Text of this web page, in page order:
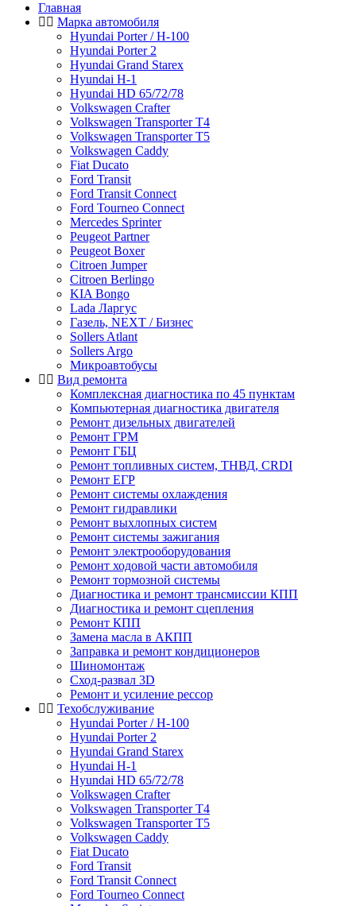
Главная
Марка автомобиля
Hyundai Porter / H-100
Hyundai Porter 2
Hyundai Grand Starex
Hyundai H-1
Hyundai HD 65/72/78
Volkswagen Crafter
Volkswagen Transporter T4
Volkswagen Transporter T5
Volkswagen Caddy
Fiat Ducato
Ford Transit
Ford Transit Connect
Ford Tourneo Connect
Mercedes Sprinter
Peugeot Partner
Peugeot Boxer
Citroen Jumper
Citroen Berlingo
KIA Bongo
Lada Ларгус
Газель, NEXT / Бизнес
Sollers Atlant
Sollers Argo
Микроавтобусы
Вид ремонта
Комплексная диагностика по 45 пунктам
Компьютерная диагностика двигателя
Ремонт дизельных двигателей
Ремонт ГРМ
Ремонт ГБЦ
Ремонт топливных систем, ТНВД, CRDI
Ремонт ЕГР
Ремонт системы охлаждения
Ремонт гидравлики
Ремонт выхлопных систем
Ремонт системы зажигания
Ремонт электрооборудования
Ремонт ходовой части автомобиля
Ремонт тормозной системы
Диагностика и ремонт трансмиссии КПП
Диагностика и ремонт сцепления
Ремонт КПП
Замена масла в АКПП
Заправка и ремонт кондиционеров
Шиномонтаж
Сход-развал 3D
Ремонт и усиление рессор
Техобслуживание
Hyundai Porter / H-100
Hyundai Porter 2
Hyundai Grand Starex
Hyundai H-1
Hyundai HD 65/72/78
Volkswagen Crafter
Volkswagen Transporter T4
Volkswagen Transporter T5
Volkswagen Caddy
Fiat Ducato
Ford Transit
Ford Transit Connect
Ford Tourneo Connect